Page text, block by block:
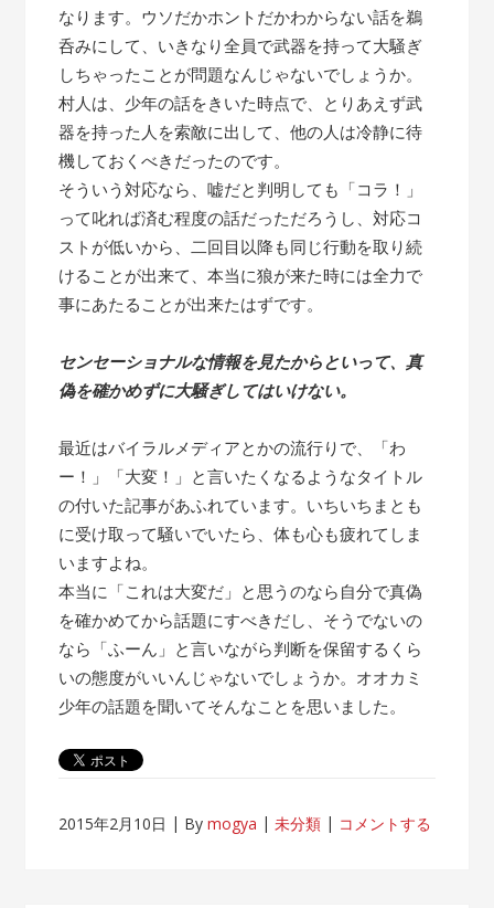
なります。ウソだかホントだかわからない話を鵜
呑みにして、いきなり全員で武器を持って大騒ぎ
しちゃったことが問題なんじゃないでしょうか。
村人は、少年の話をきいた時点で、とりあえず武
器を持った人を索敵に出して、他の人は冷静に待
機しておくべきだったのです。
そういう対応なら、嘘だと判明しても「コラ！」
って叱れば済む程度の話だっただろうし、対応コ
ストが低いから、二回目以降も同じ行動を取り続
けることが出来て、本当に狼が来た時には全力で
事にあたることが出来たはずです。
センセーショナルな情報を見たからといって、真
偽を確かめずに大騒ぎしてはいけない。
最近はバイラルメディアとかの流行りで、「わ
ー！」「大変！」と言いたくなるようなタイトル
の付いた記事があふれています。いちいちまとも
に受け取って騒いでいたら、体も心も疲れてしま
いますよね。
本当に「これは大変だ」と思うのなら自分で真偽
を確かめてから話題にすべきだし、そうでないの
なら「ふーん」と言いながら判断を保留するくら
いの態度がいいんじゃないでしょうか。オオカミ
少年の話題を聞いてそんなことを思いました。
2015年2月10日 Bymogya 未分類 コメントする